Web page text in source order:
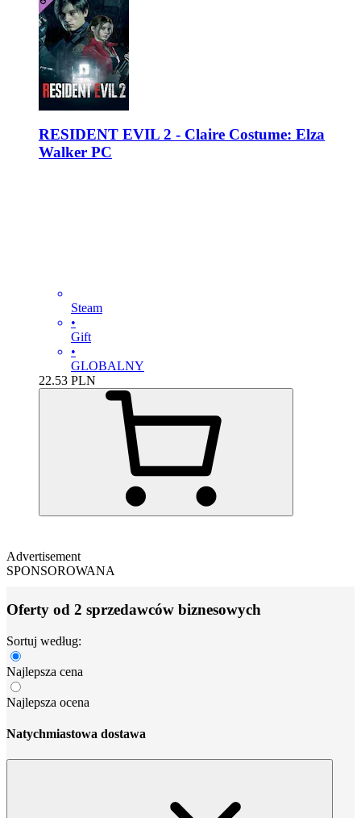
RESIDENT EVIL 2 - Claire Costume: Elza
Walker PC
Steam
•
Gift
•
GLOBALNY
22.53 PLN
Advertisement
SPONSOROWANA
Oferty od 2 sprzedawców biznesowych
Sortuj według:
Najlepsza cena
Najlepsza ocena
Natychmiastowa dostawa